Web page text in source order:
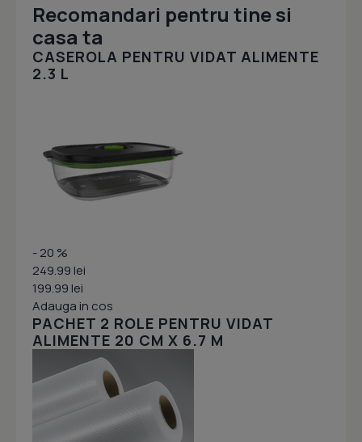
Recomandari pentru tine si
casa ta
CASEROLA PENTRU VIDAT ALIMENTE
2.3 L
- 20 %
249.99 lei
199.99 lei
Adauga in cos
PACHET 2 ROLE PENTRU VIDAT
ALIMENTE 20 CM X 6.7 M